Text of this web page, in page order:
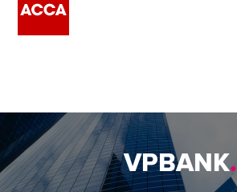
Employers
Learning providers
VPBANK.